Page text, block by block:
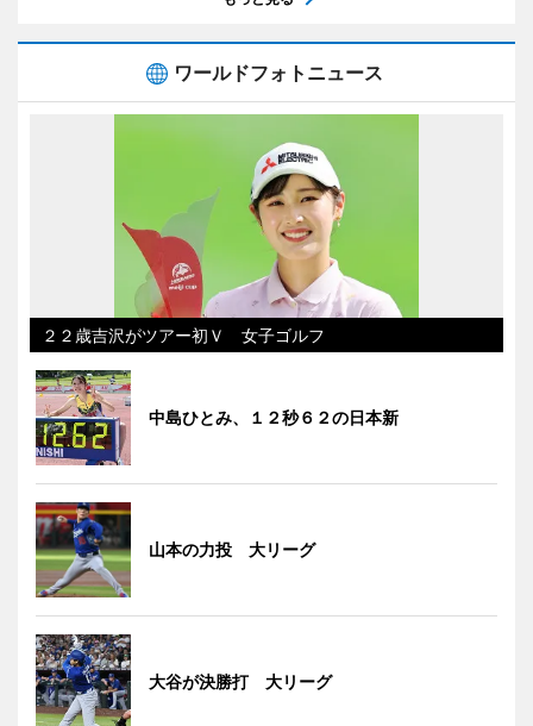
ワールドフォトニュース
２２歳吉沢がツアー初Ｖ 女子ゴルフ
中島ひとみ、１２秒６２の日本新
山本の力投 大リーグ
大谷が決勝打 大リーグ